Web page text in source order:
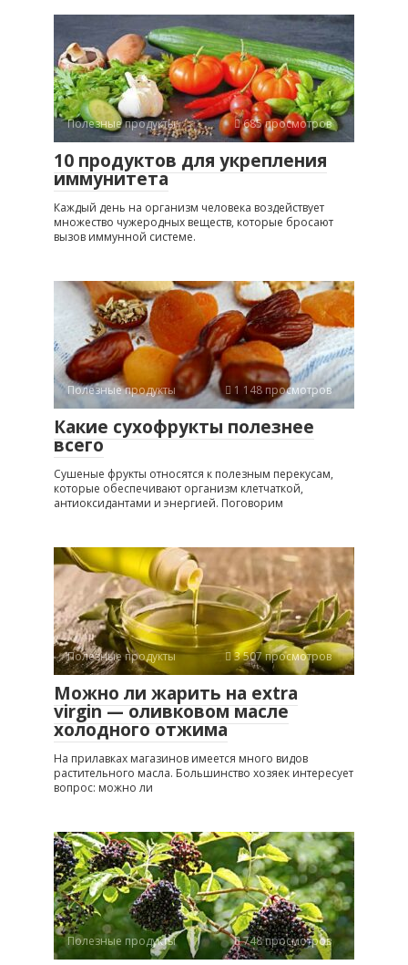
Полезные продукты 685 просмотров
10 продуктов для укрепления
иммунитета
Каждый день на организм человека воздействует
множество чужеродных веществ, которые бросают
вызов иммунной системе.
Полезные продукты 1 148 просмотров
Какие сухофрукты полезнее
всего
Сушеные фрукты относятся к полезным перекусам,
которые обеспечивают организм клетчаткой,
антиоксидантами и энергией. Поговорим
Полезные продукты 3 507 просмотров
Можно ли жарить на extra
virgin — оливковом масле
холодного отжима
На прилавках магазинов имеется много видов
растительного масла. Большинство хозяек интересует
вопрос: можно ли
Полезные продукты 748 просмотров